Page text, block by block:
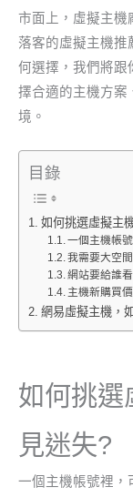
市面上，虛擬主機
落客的虛擬主機推
何選擇，我們將跟
擇合適的主機方案
境。
目錄
如何挑選虛擬主
一個主機帳
我需要大空
網站要給誰
主機新購買
網易虛擬主機，
如何挑選
見迷失?
一個主機帳號裡，